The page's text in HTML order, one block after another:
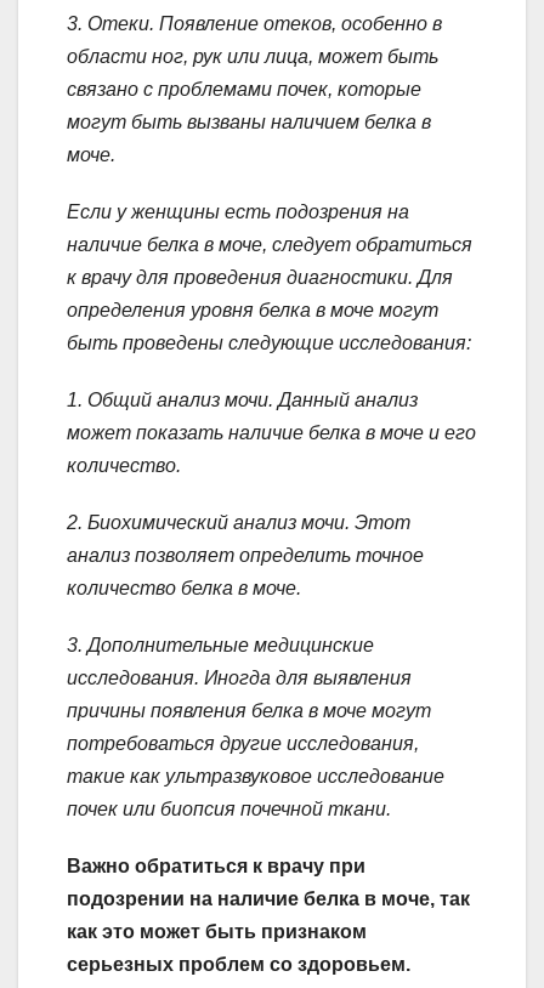
3. Отеки. Появление отеков, особенно в
области ног, рук или лица, может быть
связано с проблемами почек, которые
могут быть вызваны наличием белка в
моче.
Если у женщины есть подозрения на
наличие белка в моче, следует обратиться
к врачу для проведения диагностики. Для
определения уровня белка в моче могут
быть проведены следующие исследования:
1. Общий анализ мочи. Данный анализ
может показать наличие белка в моче и его
количество.
2. Биохимический анализ мочи. Этот
анализ позволяет определить точное
количество белка в моче.
3. Дополнительные медицинские
исследования. Иногда для выявления
причины появления белка в моче могут
потребоваться другие исследования,
такие как ультразвуковое исследование
почек или биопсия почечной ткани.
Важно обратиться к врачу при
подозрении на наличие белка в моче, так
как это может быть признаком
серьезных проблем со здоровьем.